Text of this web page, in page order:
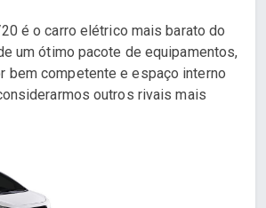
é o carro elétrico mais barato do
um ótimo pacote de equipamentos,
bem competente e espaço interno
outros rivais mais